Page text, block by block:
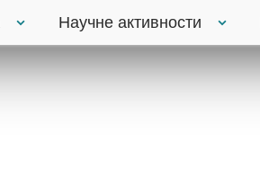
Научне активности